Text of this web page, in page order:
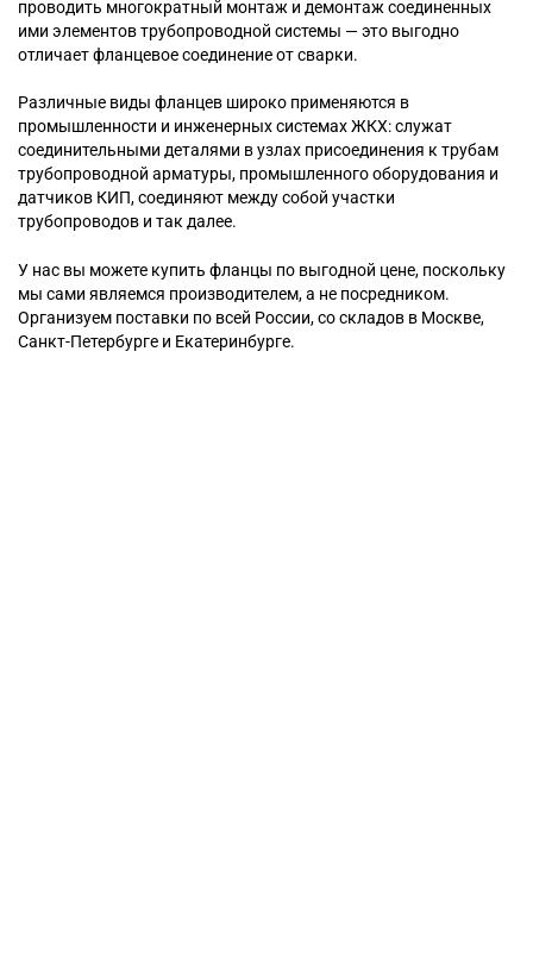
проводить многократный монтаж и демонтаж соединенных
ими элементов трубопроводной системы — это выгодно
отличает фланцевое соединение от сварки.
Различные виды фланцев широко применяются в
промышленности и инженерных системах ЖКХ: служат
соединительными деталями в узлах присоединения к трубам
трубопроводной арматуры, промышленного оборудования и
датчиков КИП, соединяют между собой участки
трубопроводов и так далее.
У нас вы можете купить фланцы по выгодной цене, поскольку
мы сами являемся производителем, а не посредником.
Организуем поставки по всей России, со складов в Москве,
Санкт-Петербурге и Екатеринбурге.